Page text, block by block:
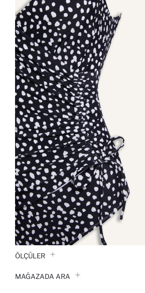
ÖLÇÜLER
MAĞAZADA ARA